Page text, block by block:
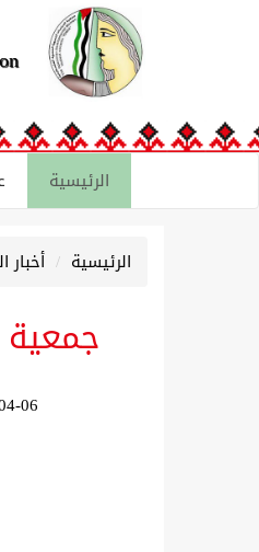
الرئيسية
الرئيسية أخبار
06